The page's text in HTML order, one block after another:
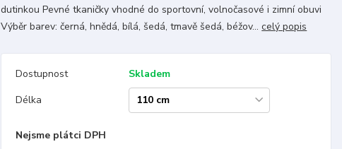
dutinkou Pevné tkaničky vhodné do sportovní, volnočasové i zimní obuvi
Výběr barev: černá, hnědá, bílá, šedá, tmavě šedá, béžov...celý popis
Dostupnost
Skladem
Délka
Nejsme plátci DPH